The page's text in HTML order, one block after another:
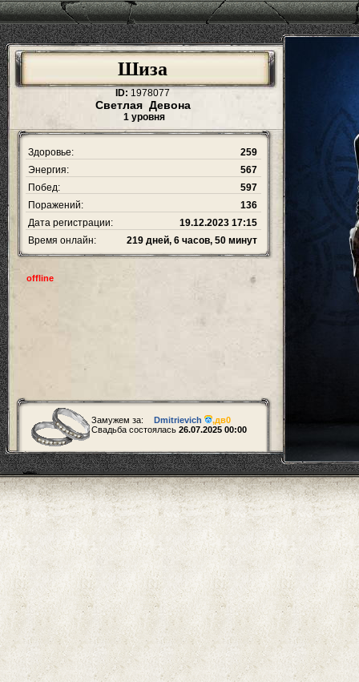
Шиза
ID: 1978077
Светлая Девона
1 уровня
Здоровье:
259
Энергия:
567
Побед:
597
Поражений:
136
Дата регистрации:
19.12.2023 17:15
Время онлайн:
219 дней, 6 часов, 50 минут
offline
Замужем за: Dmitrievich ,дв0
Свадьба состоялась 26.07.2025 00:00